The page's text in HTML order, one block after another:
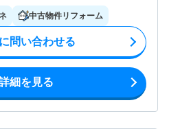
中古物件リフォーム
問い合わせる
細を見る